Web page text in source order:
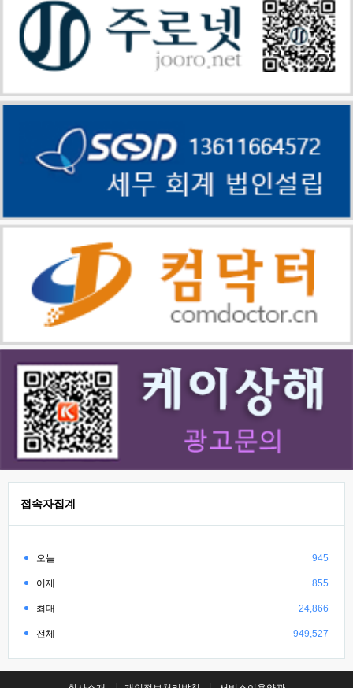
접속자집계
오늘 945
어제 855
최대 24,866
전체 949,527